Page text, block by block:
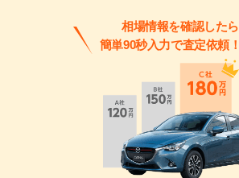
相場情報を確認したら
簡単90秒入力で査定依頼！